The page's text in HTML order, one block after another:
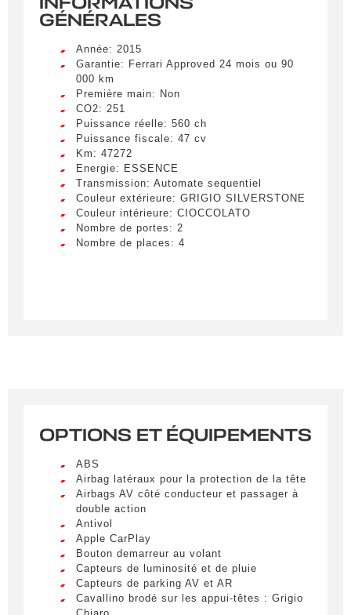
Remplissez le formulaire ci-dessous pour recevoir
une notification par e-mail dès qu’un véhicule
correspondant à vos critères sera disponible.
Civilité *
M.
LIVRAISON PARTOUT EN
FRANCE
GÉNÉRALES
Année: 2015
Garantie: Ferrari Approved 24 mois ou 90
000 km
Première main: Non
CO2: 251
Puissance réelle: 560 ch
Puissance fiscale: 47 cv
Km: 47272
Energie: ESSENCE
Transmission: Automate sequentiel
Couleur extérieure: GRIGIO SILVERSTONE
Couleur intérieure: CIOCCOLATO
Nombre de portes: 2
Nombre de places: 4
OPTIONS ET ÉQUIPEMENTS
ABS
Airbag latéraux pour la protection de la tête
Airbags AV côté conducteur et passager à
double action
Antivol
Apple CarPlay
Bouton demarreur au volant
Capteurs de luminosité et de pluie
Capteurs de parking AV et AR
Cavallino brodé sur les appui-têtes : Grigio